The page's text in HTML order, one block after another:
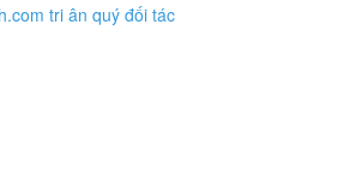
tri ân quý đối tác